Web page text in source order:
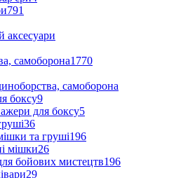
791
аксесуари
самоборона1770
самоборона
боксу9
для боксу5
36
та груші196
мішки26
бойових мистецтв196
29